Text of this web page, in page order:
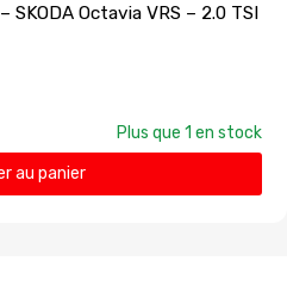
SKODA Octavia VRS – 2.0 TSI
Plus que 1 en stock
au panier